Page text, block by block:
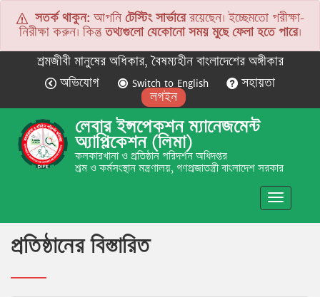
সতর্ক থাকুন: আপনিটেস্টিং সার্ভারেরয়েছেন। ইচ্ছেমতো পরীক্ষা-
নিরীক্ষা করুন। কিন্তুতথ্যগুলো যেকোনো সময় মুছে ফেলা হতে পারে।
শ্রমজীবী মানুষের অধিকার, বৈষম্যহীন বাংলাদেশের অঙ্গীকার
অভিযোগ
Switch to English
সহায়তা
লগইন
লেবার ইন্সপেকশন ম্যানেজমেন্ট
অ্যাপ্লিকেশন (লিমা)
কলকারখানা ও প্রতিষ্ঠান পরিদর্শন অধিদপ্তর
শ্রম ও কর্মসংস্থান মন্ত্রণালয়, গণপ্রজাতন্ত্রী বাংলাদেশ সরকার
Toggle
প্রতিষ্ঠানের বিস্তারিত